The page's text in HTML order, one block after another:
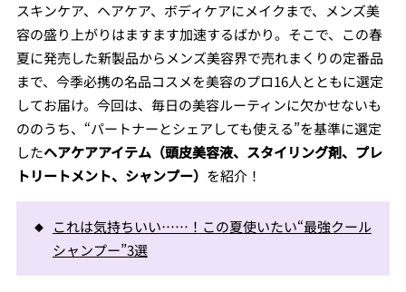
スキンケア、ヘアケア、ボディケアにメイクまで、メンズ美
容の盛り上がりはますます加速するばかり。そこで、この春
夏に発売した新製品からメンズ美容界で売れまくりの定番品
まで、今季必携の名品コスメを美容のプロ16人とともに選定
してお届け。今回は、毎日の美容ルーティンに欠かせないも
ののうち、“パートナーとシェアしても使える”を基準に選定
したヘアケアアイテム（頭皮美容液、スタイリング剤、プレ
トリートメント、シャンプー） を紹介！
これは気持ちいい……！この夏使いたい“最強クール
シャンプー”3選